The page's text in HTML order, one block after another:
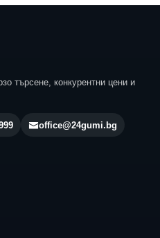
търсене, конкурентни цени и
office@24gumi.bg